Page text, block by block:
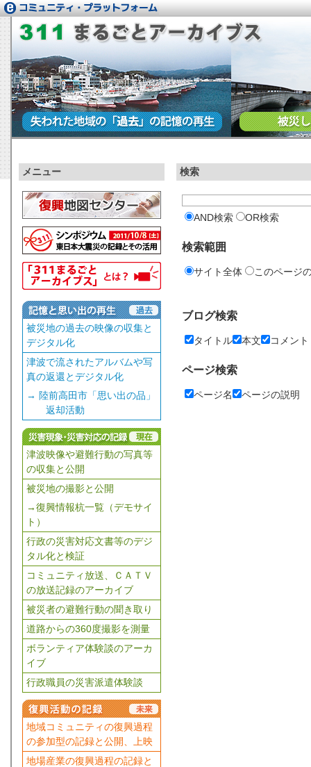
検索
AND検索 OR検索
検索範囲
サイト全体 このページ
ブログ検索
タイトル 本文 コメント
ページ検索
ページ名 ページの説明
メニュー
被災地の過去の映像の収集と
デジタル化
津波で流されたアルバムや写
真の返還とデジタル化
→ 陸前高田市「思い出の品」
返却活動
津波映像や避難行動の写真等
の収集と公開
被災地の撮影と公開
→復興情報杭一覧（デモサイ
ト）
行政の災害対応文書等のデジ
タル化と検証
コミュニティ放送、ＣＡＴＶ
の放送記録のアーカイブ
被災者の避難行動の聞き取り
道路からの360度撮影を測量
ボランティア体験談のアーカ
イブ
行政職員の災害派遣体験談
地域コミュニティの復興過程
の参加型の記録と公開、上映
地場産業の復興過程の記録と